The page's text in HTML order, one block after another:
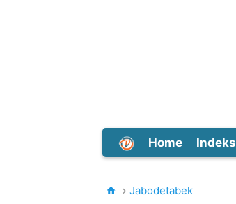
Home Indeks
Jabodetabek